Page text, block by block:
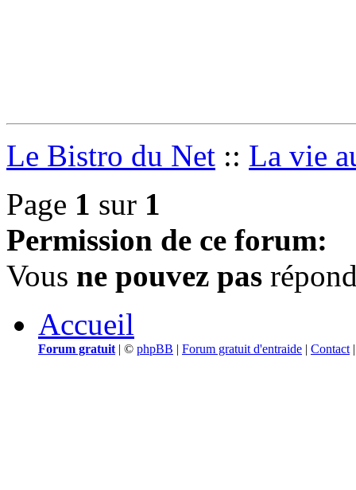
Le Bistro du Net :: La vie
Page 1 sur 1
Permission de ce forum:
Vous ne pouvez pas
Accueil
Forum gratuit | © phpBB | Forum gratuit d'entraide | Contact